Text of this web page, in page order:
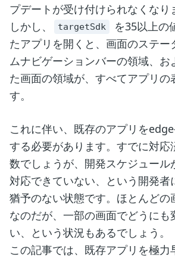
プデートが受け付けられなくなり
しかし、
targetSdk
を35以上の
たアプリを開くと、画面のステー
ムナビゲーションバーの領域、お
た画面の領域が、すべてアプリの
す。
これに伴い、既存のアプリを
する必要があります。すでに対応
数でしょうが、開発スケジュール
対応できていない、という開発者
猶予のない状態です。ほとんどの
なのだが、一部の画面でどうにも
い、という状況もあるでしょう。
この記事では、既存アプリを極